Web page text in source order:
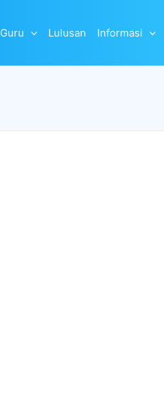
Guru Lulusan Informasi